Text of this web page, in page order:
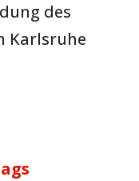
des
Karlsruhe